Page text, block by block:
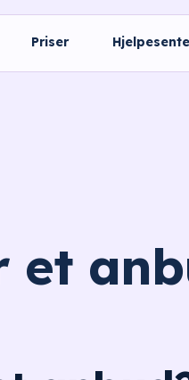
Priser
et